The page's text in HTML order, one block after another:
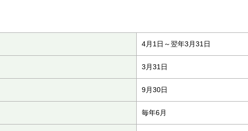
4月1日～翌年3月31日
3月31日
9月30日
毎年6月